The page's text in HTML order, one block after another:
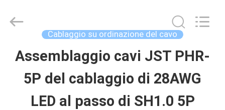
CASA.
PRODOTTI
Media
Cablaggio su ordinazione del cavo
Assemblaggio cavi JST PHR-
5P del cablaggio di 28AWG
LED al passo di SH1.0 5P